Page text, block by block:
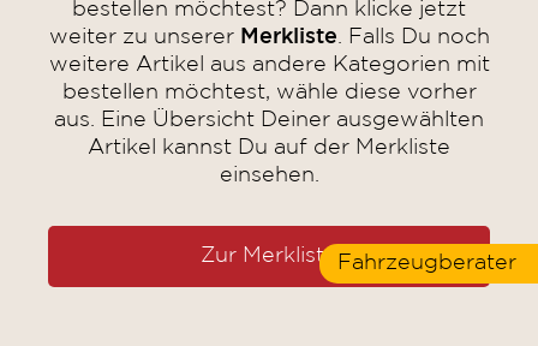
Fahrzeugberater
bestellen möchtest? Dann klicke jetzt
weiter zu unserer Merkliste . Falls Du noch
weitere Artikel aus andere Kategorien mit
bestellen möchtest, wähle diese vorher
aus. Eine Übersicht Deiner ausgewählten
Artikel kannst Du auf der Merkliste
einsehen.
Zur Merkliste